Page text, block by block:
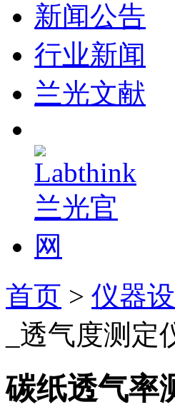
新闻公告
行业新闻
兰光文献
首页 > 仪器
_透气度测定
碳纸透气率